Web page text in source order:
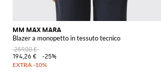
MM MAX MARA
Blazer a monopetto in tessuto tecnico
259,00 €
194,26 €
-25%